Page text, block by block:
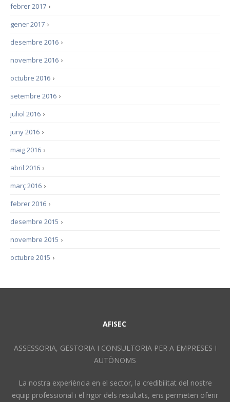
›
febrer 2017
›
gener 2017
›
desembre 2016
›
novembre 2016
›
octubre 2016
›
setembre 2016
›
juliol 2016
›
juny 2016
›
maig 2016
›
abril 2016
›
març 2016
›
febrer 2016
›
desembre 2015
›
novembre 2015
›
octubre 2015
AFISEC
ASSESSORIA, GESTORIA I CONSULTORIA PER A EMPRESES I
AUTÒNOMS
La nostra experiència en el sector, la credibilitat del nostre
equip professional i el rigor dels resultats, ens permeten oferir